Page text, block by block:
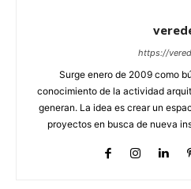
https://
Surge enero de 2009 como
conocimiento de la actividad
generan. La idea es crear un
proyectos en busca de nueva